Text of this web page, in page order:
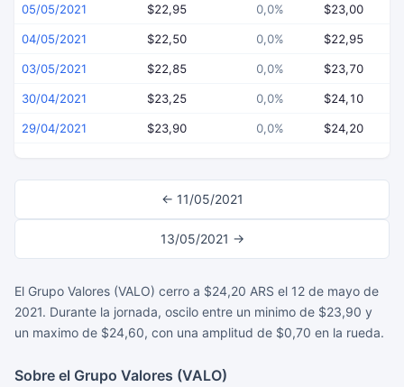
05/05/2021 $22,95 0,0% $23,00
04/05/2021 $22,50 0,0% $22,95
03/05/2021 $22,85 0,0% $23,70
30/04/2021 $23,25 0,0% $24,10
29/04/2021 $23,90 0,0% $24,20
← 11/05/2021
13/05/2021 →
El Grupo Valores (VALO) cerro a $24,20 ARS el 12 de mayo de
2021. Durante la jornada, oscilo entre un minimo de $23,90 y
un maximo de $24,60, con una amplitud de $0,70 en la rueda.
Sobre el Grupo Valores (VALO)